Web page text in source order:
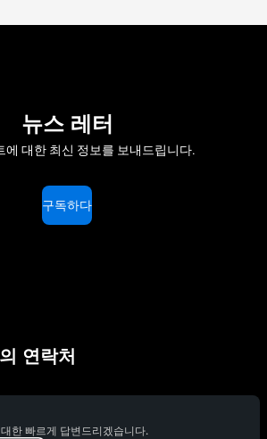
뉴스 레터
에 대한 최신 정보를 보내드립니다.
구독하다
연락처
한 빠르게 답변드리겠습니다.